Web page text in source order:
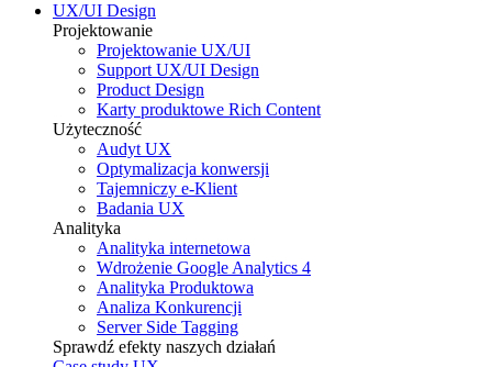
UX/UI Design
Projektowanie
Projektowanie UX/UI
Support UX/UI Design
Product Design
Karty produktowe Rich Content
Użyteczność
Audyt UX
Optymalizacja konwersji
Tajemniczy e-Klient
Badania UX
Analityka
Analityka internetowa
Wdrożenie Google Analytics 4
Analityka Produktowa
Analiza Konkurencji
Server Side Tagging
Sprawdź efekty naszych działań